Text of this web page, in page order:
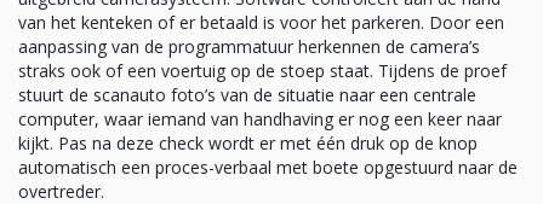
van het kenteken of er betaald is voor het parkeren. Door een
aanpassing van de programmatuur herkennen de camera’s
straks ook of een voertuig op de stoep staat. Tijdens de proef
stuurt de scanauto foto’s van de situatie naar een centrale
computer, waar iemand van handhaving er nog een keer naar
kijkt. Pas na deze check wordt er met één druk op de knop
automatisch een proces-verbaal met boete opgestuurd naar de
overtreder.